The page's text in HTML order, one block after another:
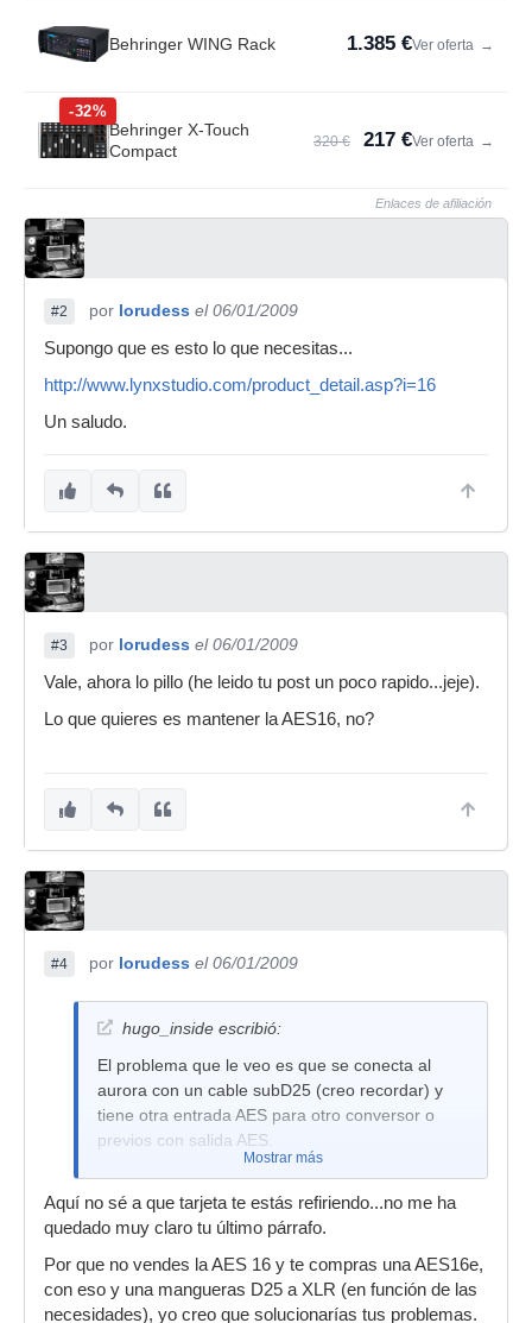
Behringer WING Rack 1.385 €Ver oferta →
-32%
Behringer X-Touch
Compact
320 € 217 €Ver oferta →
Enlaces de afiliación
#2 por lorudess el 06/01/2009
Supongo que es esto lo que necesitas...
http://www.lynxstudio.com/product_detail.asp?i=16
Un saludo.
#3 por lorudess el 06/01/2009
Vale, ahora lo pillo (he leido tu post un poco rapido...jeje).
Lo que quieres es mantener la AES16, no?
#4 por lorudess el 06/01/2009
hugo_inside escribió:
El problema que le veo es que se conecta al
aurora con un cable subD25 (creo recordar) y
tiene otra entrada AES para otro conversor o
previos con salida AES.
Mostrar más
Aquí no sé a que tarjeta te estás refiriendo...no me ha
quedado muy claro tu último párrafo.
Por que no vendes la AES 16 y te compras una AES16e,
con eso y una mangueras D25 a XLR (en función de las
necesidades), yo creo que solucionarías tus problemas.